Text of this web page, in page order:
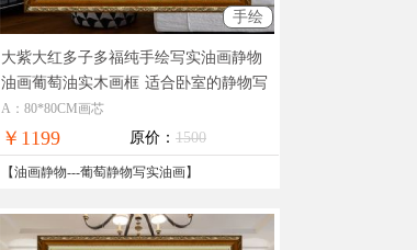
手绘
大紫大红多子多福纯手绘写实油画静物
油画葡萄油实木画框 适合卧室的静物写
实油画葡萄油画
A：80*80CM画芯
￥1199 原价： 1500
【油画静物---葡萄静物写实油画】